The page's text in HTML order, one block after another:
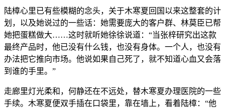
陆樟心里已有些模糊的念头，关于木寒夏回国以来这整套的计
划，以及她说过的一些话：她需要庞大的客户群、林莫臣已帮
她把蛋糕做大……这时就听她徐徐说道：“当张梓研究出这款
最终产品时，他已没有什么钱，也没有身体。一个人，也没有
办法把它推向市场。他说如果自己死了，就不知道心血又会落
到谁的手里。”
走廊里灯光柔和，何静还在不远处，替木寒夏办理医院的一些
手续。木寒夏便双手插在口袋里，靠在墙上，看着陆樟：“他